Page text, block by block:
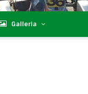
Galleria